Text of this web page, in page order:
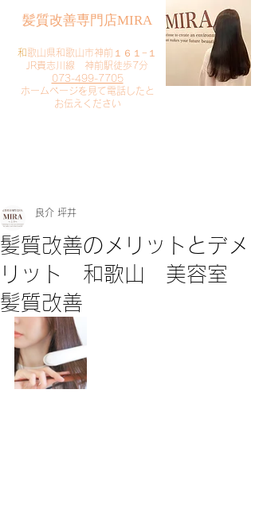
​髪質改善専門店MIRA
​和歌山県和歌山市神前１６１−１
JR貴志川線 神前駅徒歩7分
073-499-7705
​ホームページを見て電話したと
お伝えください
髪質改善のメリットとデメ
リット 和歌山 美容室
髪質改善
良介 坪井